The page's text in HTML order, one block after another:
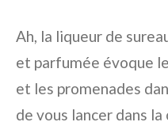
Ah, la liqueur de
et parfumée évoque
et les promenades
de vous lancer dans